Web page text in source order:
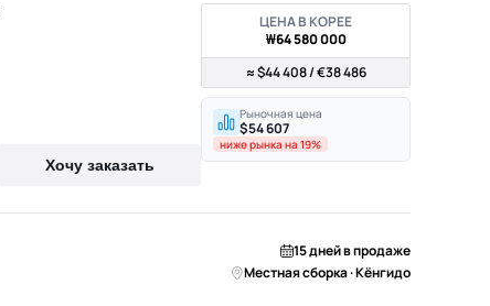
Хочу заказать
ЦЕНА В КОРЕЕ
₩64 580 000
≈ $44 408 / €38 486
Рыночная цена
$54 607
ниже рынка на 19%
15 дней в продаже
Местная сборка · Кёнгидо